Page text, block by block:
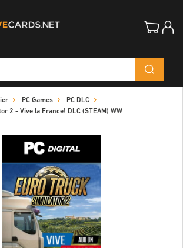
PC Games
PC DLC
2 - Vive la France! DLC (STEAM) WW